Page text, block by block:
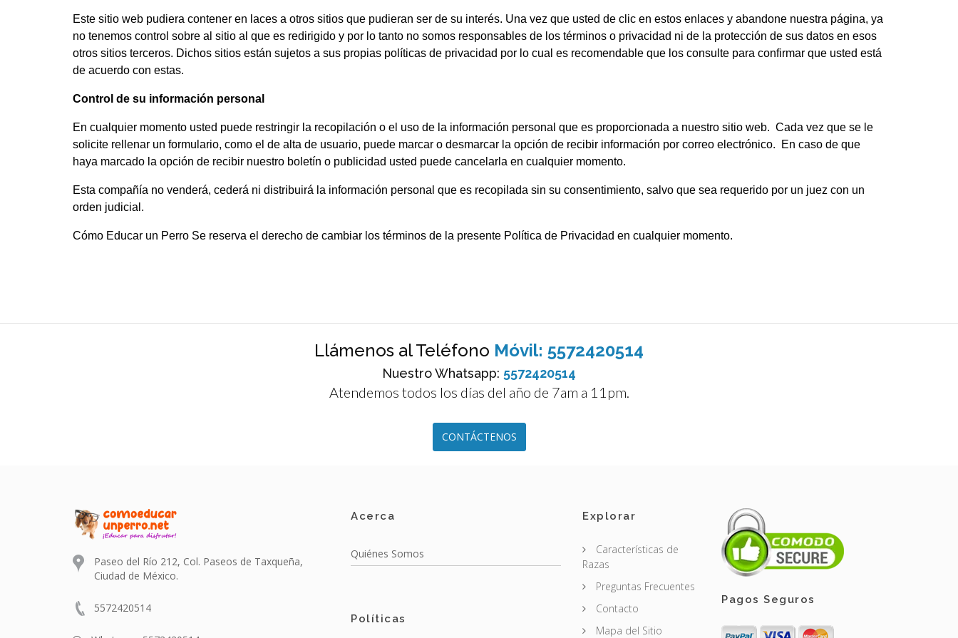
Este sitio web pudiera contener en laces a otros sitios que pudieran ser de su interés. Una vez que usted de clic en estos enlaces y abandone nuestra página, ya
no tenemos control sobre al sitio al que es redirigido y por lo tanto no somos responsables de los términos o privacidad ni de la protección de sus datos en esos
otros sitios terceros. Dichos sitios están sujetos a sus propias políticas de privacidad por lo cual es recomendable que los consulte para confirmar que usted está
de acuerdo con estas.
Control de su información personal
En cualquier momento usted puede restringir la recopilación o el uso de la información personal que es proporcionada a nuestro sitio web. Cada vez que se le
solicite rellenar un formulario, como el de alta de usuario, puede marcar o desmarcar la opción de recibir información por correo electrónico. En caso de que
haya marcado la opción de recibir nuestro boletín o publicidad usted puede cancelarla en cualquier momento.
Esta compañía no venderá, cederá ni distribuirá la información personal que es recopilada sin su consentimiento, salvo que sea requerido por un juez con un
orden judicial.
Cómo Educar un Perro Se reserva el derecho de cambiar los términos de la presente Política de Privacidad en cualquier momento.
Llámenos al Teléfono Móvil: 5572420514
Nuestro Whatsapp: 5572420514
Atendemos todos los días del año de 7am a 11pm.
CONTÁCTENOS
Paseo del Río 212, Col. Paseos de Taxqueña,
Ciudad de México.
5572420514
Acerca
Quiénes Somos
Políticas
Explorar
Características de
Razas
Preguntas Frecuentes
Contacto
Mapa del Sitio
Pagos Seguros